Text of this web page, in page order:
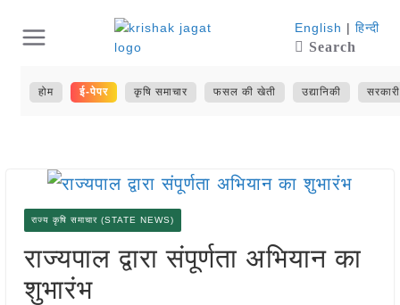
content
English | हिन्दी
Search
होम ई-पेपर कृषि समाचार फसल की खेती उद्यानिकी
राज्य कृषि समाचार (STATE NEWS)
राज्यपाल द्वारा संपूर्णता अभियान का
शुभारंभ